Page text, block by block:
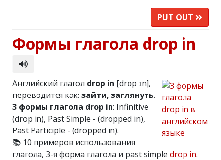
PUT OUT
Формы глагола drop in
Английский глагол drop in [drɒp ɪn],
переводится как: зайти, заглянуть.
3 формы глагола drop in: Infinitive
(drop in), Past Simple - (dropped in),
Past Participle - (dropped in).
📚 10 примеров использования
глагола, 3-я форма глагола и past simple drop in.